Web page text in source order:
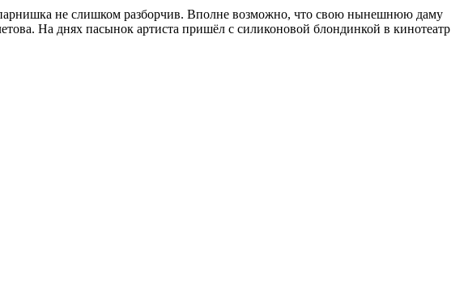
не слишком разборчив. Вполне возможно, что свою нынешнюю даму
На днях пасынок артиста пришёл с силиконовой блондинкой в кинотеатр